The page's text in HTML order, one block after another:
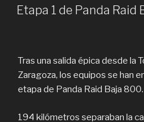
EL
Etapa 1 de Panda Raid
Tras una salida épica desde la
Zaragoza, los equipos se han
etapa de Panda Raid Baja 800.
194 kilómetros separaban la